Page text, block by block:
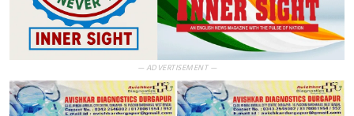
— ADVERTISEMENT —